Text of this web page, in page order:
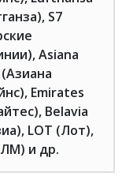
S7
Asiana
Emirates
Belavia
LOT (Лот),
и др.